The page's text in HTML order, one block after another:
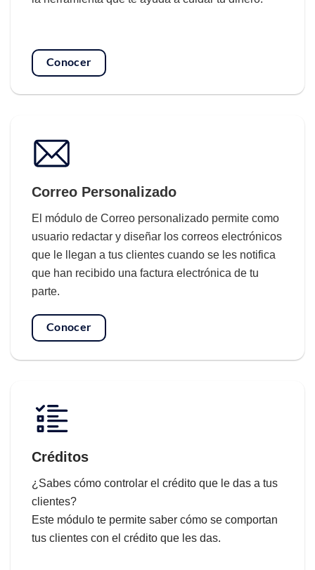
Conocer
Correo Personalizado
El módulo de Correo personalizado permite como
usuario redactar y diseñar los correos electrónicos
que le llegan a tus clientes cuando se les notifica
que han recibido una factura electrónica de tu
parte.
Conocer
Créditos
¿Sabes cómo controlar el crédito que le das a tus
clientes?
Este módulo te permite saber cómo se comportan
tus clientes con el crédito que les das.